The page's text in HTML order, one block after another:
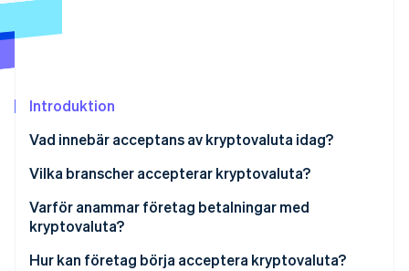
Identitetsverifiering online
Titta nu
Introduktion
Vad innebär acceptans av kryptovaluta idag?
Vilka branscher accepterar kryptovaluta?
Varför anammar företag betalningar med
kryptovaluta?
Hur kan företag börja acceptera kryptovaluta?